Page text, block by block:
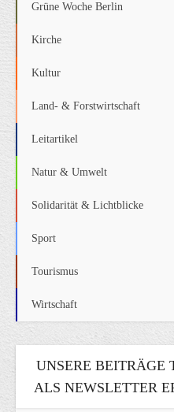
Grüne Woche Berlin
Kirche
Kultur
Land- & Forstwirtschaft
Leitartikel
Natur & Umwelt
Solidarität & Lichtblicke
Sport
Tourismus
Wirtschaft
UNSERE BEITRÄGE
ALS NEWSLETTER